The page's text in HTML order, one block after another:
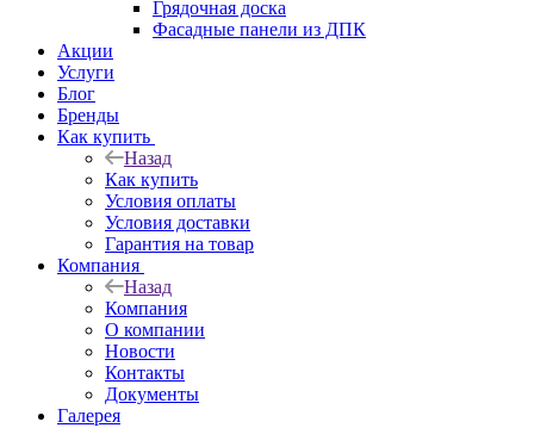
Грядочная доска
Фасадные панели из ДПК
Акции
Услуги
Блог
Бренды
Как купить
Назад
Как купить
Условия оплаты
Условия доставки
Гарантия на товар
Компания
Назад
Компания
О компании
Новости
Контакты
Документы
Галерея